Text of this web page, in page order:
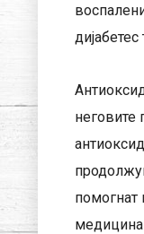
неговите
помогнат
медицина